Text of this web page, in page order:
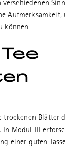
Aufmerksamkeit,
können
trockenen Blätter
In Modul III
einer guten